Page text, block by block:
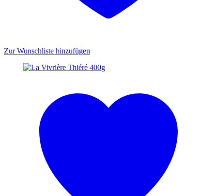
Zur Wunschliste hinzufügen